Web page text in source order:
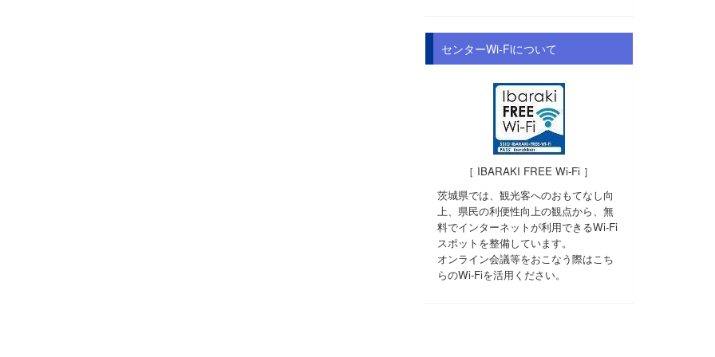
センターWi-Fiについて
［ IBARAKI FREE Wi-Fi ］
茨城県では、観光客へのおもてなし向
上、県民の利便性向上の観点から、無
料でインターネットが利用できるWi-Fi
スポットを整備しています。
オンライン会議等をおこなう際はこち
らのWi-Fiを活用ください。